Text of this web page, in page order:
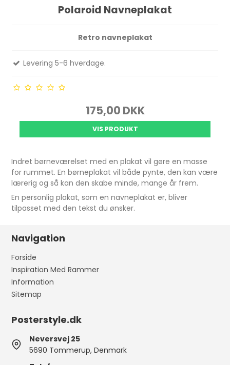
Polaroid Navneplakat
Retro navneplakat
Levering 5-6 hverdage.
175,00 DKK
VIS PRODUKT
Indret børneværelset med en plakat vil gøre en masse
for rummet. En børneplakat vil både pynte, den kan være
lærerig og så kan den skabe minde, mange år frem.
En personlig plakat, som en navneplakat er, bliver
tilpasset med den tekst du ønsker.
Navigation
Forside
Inspiration Med Rammer
Information
Sitemap
Posterstyle.dk
Neversvej 25
5690 Tommerup, Denmark